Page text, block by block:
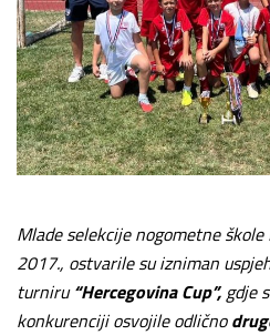
Mlade selekcije nogometne škole
2017., ostvarile su izniman
turniru“Hercegovina Cup”, gdje
konkurenciji osvojile odlično